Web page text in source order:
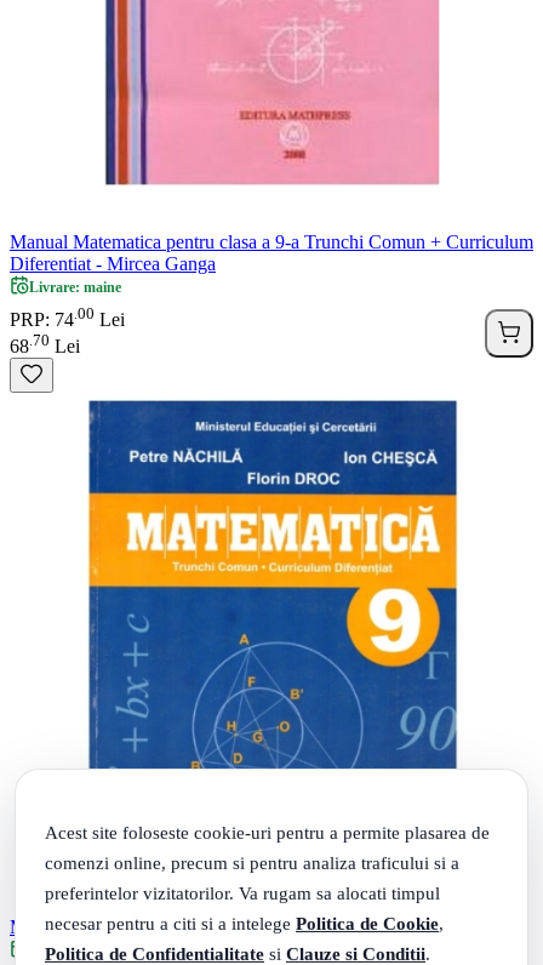
Acest site foloseste cookie-uri pentru a permite plasarea de
comenzi online, precum si pentru analiza traficului si a
preferintelor vizitatorilor. Va rugam sa alocati timpul
necesar pentru a citi si a intelege Politica de Cookie,
Politica de Confidentialitate si Clauze si Conditii.
Manual Matematica pentru clasa a 9-a Trunchi Comun + Curriculum
Diferentiat - Mircea Ganga
Livrare: maine
PRP: 74 00 Lei
68 70 Lei
Matematica. Manual pentru clasa a IX-a - Petre Nachila
Livrare: maine